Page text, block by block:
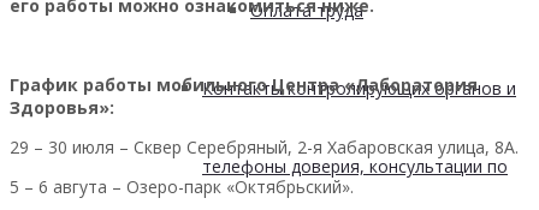
Оплата труда
Контакты контролирующих органов и
телефоны доверия, консультации по
его работы можно ознакомиться ниже.
График работы мобильного Центра «Лаборатория
Здоровья»:
29 – 30 июля – Сквер Серебряный, 2-я Хабаровская улица, 8А.
5 – 6 авгута – Озеро-парк «Октябрьский».